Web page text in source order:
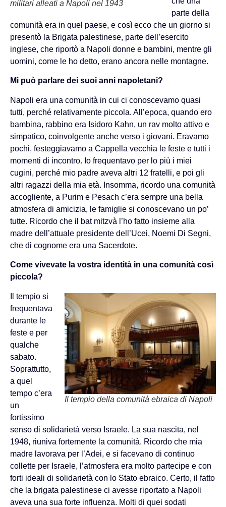
militari alleati a Napoli nel 1943
parte della
comunità era in quel paese, e così ecco che un giorno si
presentò la Brigata palestinese, parte dell’esercito
inglese, che riportò a Napoli donne e bambini, mentre gli
uomini, come le ho detto, erano ancora nelle montagne.
Mi può parlare dei suoi anni napoletani?
Napoli era una comunità in cui ci conoscevamo quasi
tutti, perché relativamente piccola. All’epoca, quando ero
bambina, rabbino era Isidoro Kahn, un rav molto attivo e
simpatico, coinvolgente anche verso i giovani. Eravamo
pochi, festeggiavamo a Cappella vecchia le feste e tutti i
momenti di incontro. Io frequentavo per lo più i miei
cugini, perché mio padre aveva altri 12 fratelli, e poi gli
altri ragazzi della mia età. Insomma, ricordo una comunità
accogliente, a Purim e Pesach c’era sempre una bella
atmosfera di amicizia, le famiglie si conoscevano un po’
tutte. Ricordo che il bat mitzvà l’ho fatto insieme alla
madre dell’attuale presidente dell’Ucei, Noemi Di Segni,
che di cognome era una Sacerdote.
Come vivevate la vostra identità in una comunità così
piccola?
Il tempio della comunità ebraica di Napoli
Il tempio si
frequentava
durante le
feste e per
qualche
sabato.
Soprattutto,
a quel
tempo c’era
un
fortissimo
senso di solidarietà verso Israele. La sua nascita, nel
1948, riuniva fortemente la comunità. Ricordo che mia
madre lavorava per l’Adei, e si facevano di continuo
collette per Israele, l’atmosfera era molto partecipe e con
forti ideali di solidarietà con lo Stato ebraico. Certo, il fatto
che la brigata palestinese ci avesse riportato a Napoli
aveva una sua forte influenza. Molti di quei sodati